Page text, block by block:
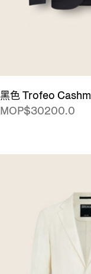
黑色 Trofeo
MOP$30200.0